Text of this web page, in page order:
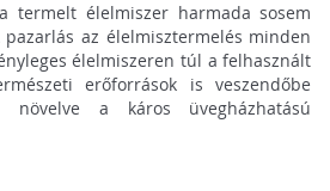
termelt élelmiszer harmada sosem
az élelmisztermelés minden
élelmiszeren túl a felhasznált
erőforrások is veszendőbe
növelve a káros üvegházhatású